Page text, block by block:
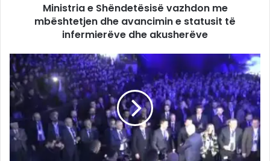
Ministria e Shëndetësisë vazhdon me
mbështetjen dhe avancimin e statusit të
infermierëve dhe akusherëve